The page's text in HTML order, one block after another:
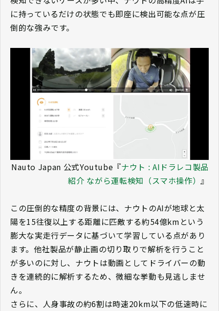
に持っているだけの状態でも即座に検出可能な点が圧
倒的な強みです。
Nauto Japan 公式Youtube『ナウト : AIドラレコ製品
紹介 ながら運転検知（スマホ操作）』
この圧倒的な精度の背景には、ナウトのAIが地球と太
陽を15往復以上する距離に匹敵する約54億kmという
膨大な実走行データに基づいて学習している点があり
ます。他社製品が静止画の切り取りで解析を行うこと
が多いのに対し、ナウトは動画としてドライバーの動
きを連続的に解析するため、微細な挙動も見逃しませ
ん。
さらに、人身事故の約6割は時速20km以下の低速時に